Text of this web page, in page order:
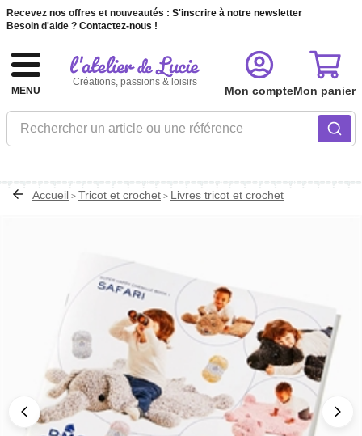
Recevez nos offres et nouveautés : S'inscrire à notre newsletter
Besoin d'aide ? Contactez-nous !
MENU
Créations, passions & loisirs
Rechercher un article ou une référence
Mon compteMon panier
Accueil > Tricot et crochet > Livres tricot et crochet